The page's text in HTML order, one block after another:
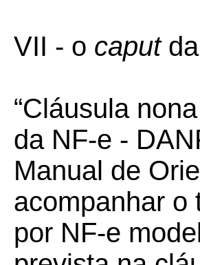
VII - o caput
“Cláusula
da NF-e -
Manual de
acompanhar o
por NF-e